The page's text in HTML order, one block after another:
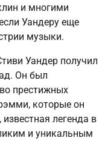
и многими
Уандеру еще
музыки.
Уандер получил
Он был
престижных
которые он
легенда в
и уникальным